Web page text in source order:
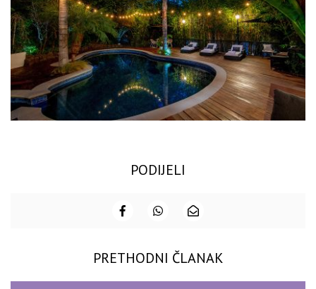
PODIJELI
PRETHODNI ČLANAK